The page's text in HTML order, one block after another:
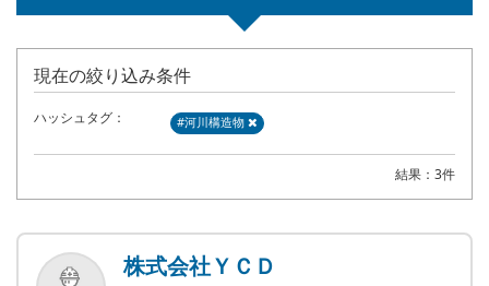
現在の絞り込み条件
ハッシュタグ： #河川構造物
結果：3件
株式会社ＹＣＤ